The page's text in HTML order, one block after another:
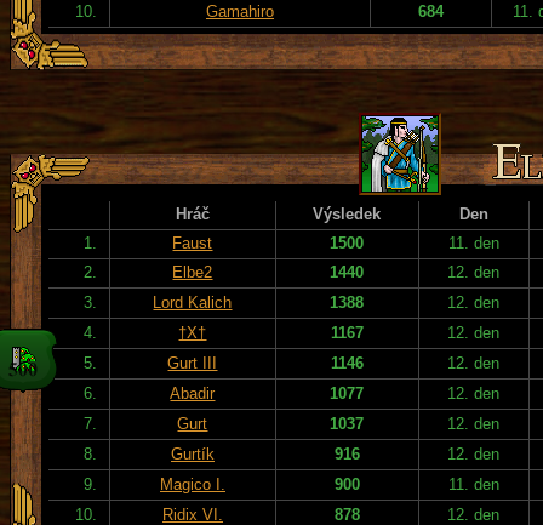
10.
Gamahiro 684 11.
Hráč Výsledek
Den
1.
Faust 1500
11. den
2.
Elbe2 1440
12. den
3.
Lord Kalich 1388
12. den
4.
†X† 1167
12. den
5.
Gurt III 1146
12. den
6.
Abadir 1077
12. den
7.
Gurt 1037
12. den
8.
Gurtík 916
12. den
9.
Magico I. 900
11. den
10.
Ridix VI. 878 12. den